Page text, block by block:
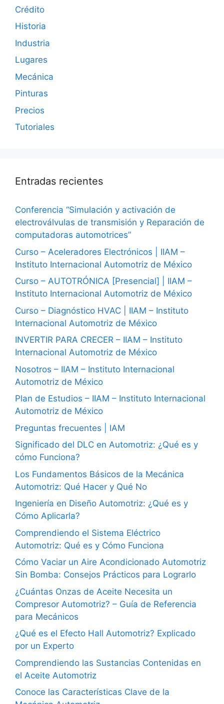
Crédito
Historia
Industria
Lugares
Mecánica
Pinturas
Precios
Tutoriales
Entradas recientes
Conferencia “Simulación y activación de
electroválvulas de transmisión y Reparación de
computadoras automotrices”
Curso – Aceleradores Electrónicos | IIAM –
Instituto Internacional Automotriz de México
Curso – AUTOTRÓNICA [Presencial] | IIAM –
Instituto Internacional Automotriz de México
Curso – Diagnóstico HVAC | IIAM – Instituto
Internacional Automotriz de México
INVERTIR PARA CRECER – IIAM – Instituto
Internacional Automotriz de México
Nosotros – IIAM – Instituto Internacional
Automotriz de México
Plan de Estudios – IIAM – Instituto Internacional
Automotriz de México
Preguntas frecuentes | IAM
Significado del DLC en Automotriz: ¿Qué es y
cómo Funciona?
Los Fundamentos Básicos de la Mecánica
Automotriz: Qué Hacer y Qué No
Ingeniería en Diseño Automotriz: ¿Qué es y
Cómo Aplicarla?
Comprendiendo el Sistema Eléctrico
Automotriz: Qué es y Cómo Funciona
Cómo Vaciar un Aire Acondicionado Automotriz
Sin Bomba: Consejos Prácticos para Lograrlo
¿Cuántas Onzas de Aceite Necesita un
Compresor Automotriz? – Guía de Referencia
para Mecánicos
¿Qué es el Efecto Hall Automotriz? Explicado
por un Experto
Comprendiendo las Sustancias Contenidas en
el Aceite Automotriz
Conoce las Características Clave de la